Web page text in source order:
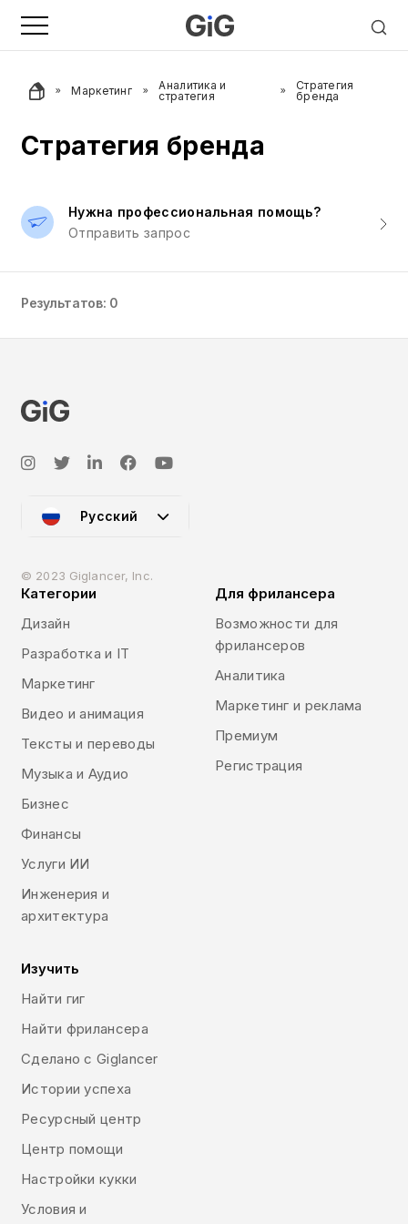
Маркетинг
Аналитика и
стратегия
Стратегия
бренда
Стратегия бренда
Нужна профессиональная помощь?
Отправить запрос
Результатов: 0
Русский
© 2023 Giglancer, Inc.
Категории
Дизайн
Разработка и IT
Маркетинг
Видео и анимация
Тексты и переводы
Музыка и Аудио
Бизнес
Финансы
Услуги ИИ
Инженерия и
архитектура
Для фрилансера
Возможности для
фрилансеров
Аналитика
Маркетинг и реклама
Премиум
Регистрация
Изучить
Найти гиг
Найти фрилансера
Сделано с Giglancer
Истории успеха
Ресурсный центр
Центр помощи
Настройки кукки
Условия и